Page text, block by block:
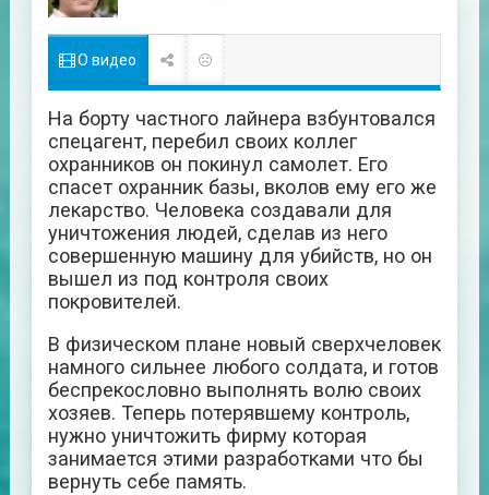
О видео
На борту частного лайнера взбунтовался
спецагент, перебил своих коллег
охранников он покинул самолет. Его
спасет охранник базы, вколов ему его же
лекарство. Человека создавали для
уничтожения людей, сделав из него
совершенную машину для убийств, но он
вышел из под контроля своих
покровителей.
В физическом плане новый сверхчеловек
намного сильнее любого солдата, и готов
беспрекословно выполнять волю своих
хозяев. Теперь потерявшему контроль,
нужно уничтожить фирму которая
занимается этими разработками что бы
вернуть себе память.